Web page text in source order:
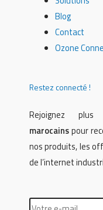
Blog
Contact
Ozone
Restez connecté !
Rejoignez
marocainspour
nos produits, les
de l’internet